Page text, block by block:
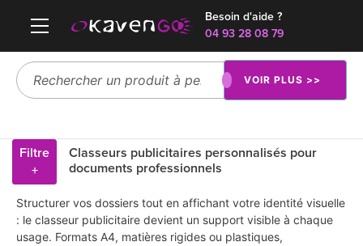
Besoin d'aide ?
04 93 28 08 79
VOIR PLUS >>
Filtre
+
Classeurs publicitaires personnalisés pour
documents professionnels
Structurer vos dossiers tout en affichant votre identité visuelle
: le classeur publicitaire devient un support visible à chaque
usage. Formats A4, matières rigides ou plastiques,